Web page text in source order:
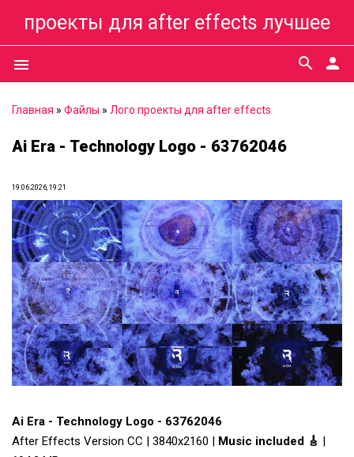
проекты для after effects лучшее
menu person
search
Главная » Файлы » Лого проекты для after effects
Ai Era - Technology Logo - 63762046
19.06.2026, 19:21
Ai Era - Technology Logo - 63762046
After Effects Version CC | 3840x2160 | Music included 🎸 |